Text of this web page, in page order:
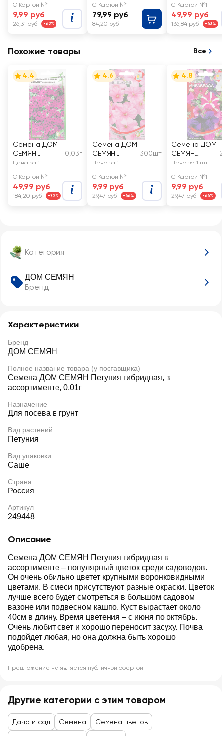
Категория
ДОМ СЕМЯН
Бренд
Характеристики
Бренд
ДОМ СЕМЯН
Полное название товара (у поставщика)
Семена ДОМ СЕМЯН Петуния гибридная, в
ассортименте, 0,01г
Назначение
Для посева в грунт
Вид растений
Петуния
Вид упаковки
Саше
Страна
Россия
Артикул
249448
Описание
Семена ДОМ СЕМЯН Петуния гибридная в
ассортименте – популярный цветок среди садоводов.
Он очень обильно цветет крупными воронковидными
цветами. В смеси присутствуют разные окраски. Цветок
лучше всего будет смотреться в большом садовом
вазоне или подвесном кашпо. Куст вырастает около
40см в длину. Время цветения – с июня по октябрь.
Очень любит свет и хорошо переносит засуху. Почва
подойдет любая, но она должна быть хорошо
удобрена.
Предложение не является публичной офертой
С Картой №1
9,99 руб
26,31 руб -62%
С Картой №1
79,99 руб
84,20 руб
С Картой №1
49,99 руб
136,84 руб -63%
Похожие товары Все
4.4
Семена ДОМ
СЕМЯН
Петуния
Вельвет
0,03г
Цена за 1 шт
С Картой №1
49,99 руб
184,20 руб -72%
4.6
Семена ДОМ
СЕМЯН
Петуния Пинк
300шт
Цена за 1 шт
С Картой №1
9,99 руб
29,47 руб -66%
4.8
Семена ДОМ
СЕМЯН
Петуния
Мирабелла
Цена за 1 шт
С Картой №1
9,99 руб
29,47 руб -66%
Другие категории с этим товаром
Дача и сад Семена Семена цветов